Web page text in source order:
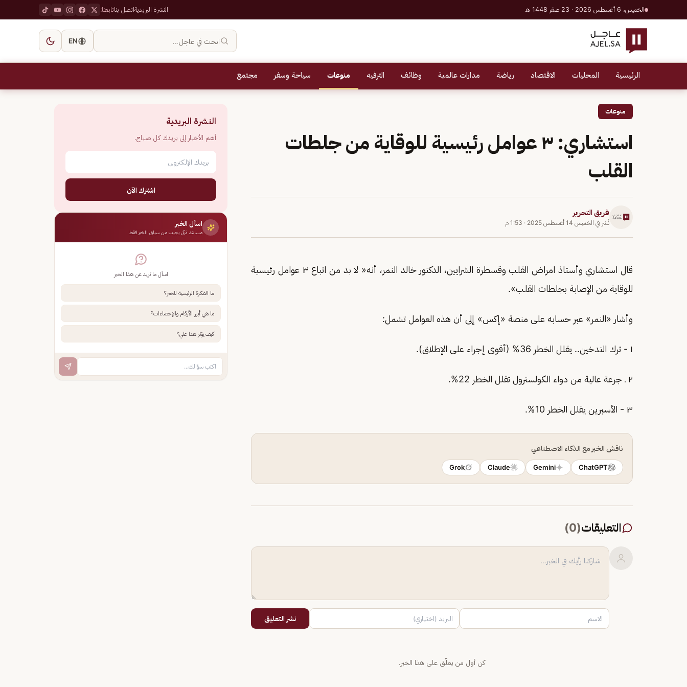
الخميس، 6 أغسطس 2026 · 23 صفر 1448 هـ النشرة البريديةاتصل بناتابعنا:
ابحث في عاجل… EN
الرئيسية المحليات الاقتصاد رياضة مدارات عالمية وظائف الترفيه منوعات سياحة وسفر مجتمع
منوعات
استشاري: ٣ عوامل رئيسية للوقاية من جلطات
القلب
فريق التحرير
نُشر في الخميس 14 أغسطس 2025 · 1:53 م
قال استشاري وأستاذ امراض القلب وقسطرة الشرايين، الدكتور خالد النمر، أنه« لا بد من اتباع ٣ عوامل رئيسية
للوقاية من الإصابة بجلطات القلب».
وأشار «النمر» عبر حسابه على منصة «إكس» إلى أن هذه العوامل تشمل:
١ - ترك التدخين.. يقلل الخطر 36% (أقوى إجراء على الإطلاق).
٢ ـ جرعة عالية من دواء الكولسترول تقلل الخطر 22%.
٣ - الأسبرين يقلل الخطر 10%.
ناقش الخبر مع الذكاء الاصطناعي
ChatGPT
Gemini
Claude
Grok
التعليقات(
0
)
نشر التعليق
كن أول من يعلّق على هذا الخبر.
النشرة البريدية
أهم الأخبار إلى بريدك كل صباح.
اشترك الآن
اسأل الخبر
مساعد ذكي يجيب من سياق الخبر فقط
اسأل ما تريد عن هذا الخبر
ما الفكرة الرئيسية للخبر؟
ما هي أبرز الأرقام والإحصاءات؟
كيف يؤثر هذا علي؟